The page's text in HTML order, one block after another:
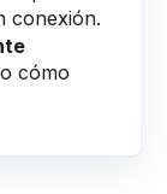
conexión.
cómo